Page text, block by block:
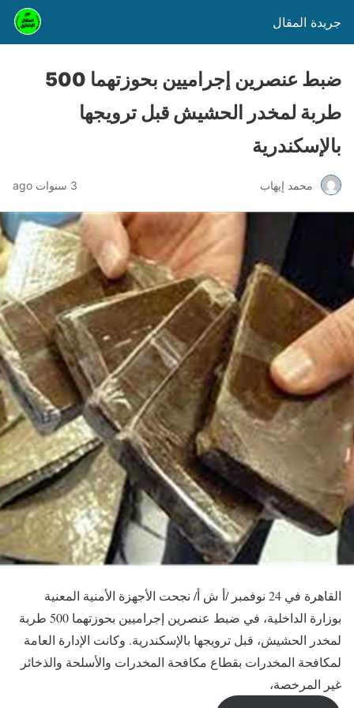
جريدة المقال
ضبط عنصرين إجراميين بحوزتهما 500
طربة لمخدر الحشيش قبل ترويجها
بالإسكندرية
محمد إيهاب 3 سنوات ago
القاهرة في 24 نوفمبر /أ ش أ/ نجحت الأجهزة الأمنية المعنية
بوزارة الداخلية، في ضبط عنصرين إجراميين بحوزتهما 500 طربة
لمخدر الحشيش، قبل ترويجها بالإسكندرية. وكانت الإدارة العامة
لمكافحة المخدرات بقطاع مكافحة المخدرات والأسلحة والذخائر
غير المرخصة،